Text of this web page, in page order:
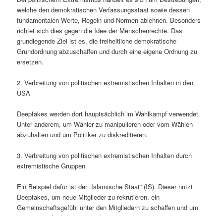
welche den demokratischen Verfassungsstaat sowie dessen
fundamentalen Werte, Regeln und Normen ablehnen. Besonders
richtet sich dies gegen die Idee der Menschenrechte. Das
grundlegende Ziel ist es, die freiheitliche demokratische
Grundordnung abzuschaffen und durch eine eigene Ordnung zu
ersetzen.
2. Verbreitung von politischen extremistischen Inhalten in den
USA
Deepfakes werden dort hauptsächlich im Wahlkampf verwendet.
Unter anderem, um Wähler zu manipulieren oder vom Wählen
abzuhalten und um Politiker zu diskreditieren.
3. Verbreitung von politischen extremistischen Inhalten durch
extremistische Gruppen
Ein Beispiel dafür ist der „Islamische Staat“ (IS). Dieser nutzt
Deepfakes, um neue Mitglieder zu rekrutieren, ein
Gemeinschaftsgefühl unter den Mitgliedern zu schaffen und um